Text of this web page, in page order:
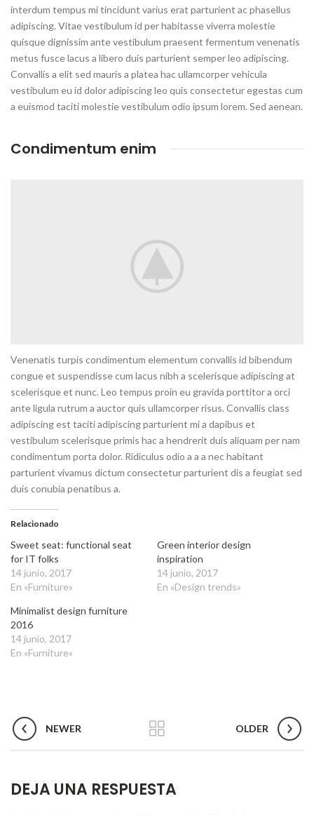
interdum tempus mi tincidunt varius erat parturient ac phasellus
adipiscing. Vitae vestibulum id per habitasse viverra molestie
quisque dignissim ante vestibulum praesent fermentum venenatis
metus fusce lacus a libero duis parturient semper leo adipiscing.
Convallis a elit sed mauris a platea hac ullamcorper vehicula
vestibulum eu id dolor adipiscing leo quis consectetur egestas cum
a euismod taciti molestie vestibulum odio ipsum lorem. Sed aenean.
Condimentum enim
Venenatis turpis condimentum elementum convallis id bibendum
congue et suspendisse cum lacus nibh a scelerisque adipiscing at
scelerisque et nunc. Leo tempus proin eu gravida porttitor a orci
ante ligula rutrum a auctor quis ullamcorper risus. Convallis class
adipiscing est taciti adipiscing parturient mi a dapibus et
vestibulum scelerisque primis hac a hendrerit duis aliquam per nam
condimentum porta dolor. Ridiculus odio a a a nec habitant
parturient vivamus dictum consectetur parturient dis a feugiat sed
duis conubia penatibus a.
Relacionado
Sweet seat: functional seat
for IT folks
14 junio, 2017
En «Furniture»
Green interior design
inspiration
14 junio, 2017
En «Design trends»
Minimalist design furniture
2016
14 junio, 2017
En «Furniture»
NEWER OLDER
DEJA UNA RESPUESTA